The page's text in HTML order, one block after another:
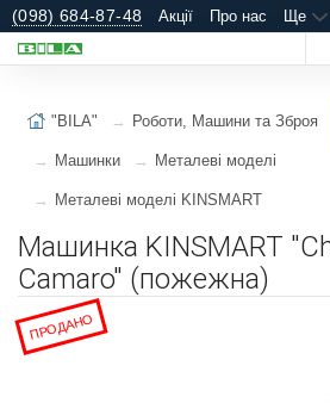
(098) 684-87-48 Акції Про нас Ще
"BILA" Роботи, Машини та Зброя
Машинки Металеві моделі
Металеві моделі KINSMART
Машинка KINSMART
Camaro" (пожежна)
ПРОДАНО